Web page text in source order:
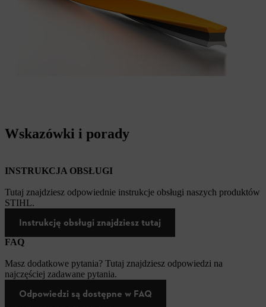
Wskazówki i porady
INSTRUKCJA OBSŁUGI
Tutaj znajdziesz odpowiednie instrukcje obsługi naszych produktów
STIHL.
Instrukcję obsługi znajdziesz tutaj
FAQ
Masz dodatkowe pytania? Tutaj znajdziesz odpowiedzi na
najczęściej zadawane pytania.
Odpowiedzi są dostępne w FAQ